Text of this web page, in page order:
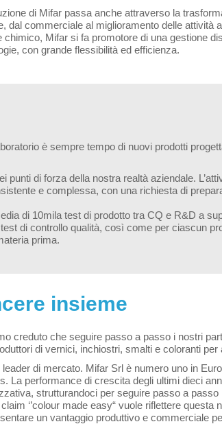
di Mifar passa anche attraverso la
dal commerciale al miglioramento delle attività
chimico, Mifar si fa promotore di una gestione
con grande flessibilità ed efficienza.
è sempre tempo di nuovi prodotti
punti di forza della nostra realtà aziendale.
e complessa, con una richiesta di
di 10mila test di prodotto tra CQ e R&D a
di controllo qualità, così come per ciascun
prima.
insieme
creduto che seguire passo a passo i nostri
di vernici, inchiostri, smalti e coloranti
leader di mercato. Mifar Srl è numero uno in
La performance di crescita degli ultimi dieci
strutturandoci per seguire passo a
‘’colour made easy“ vuole riflettere
un vantaggio produttivo e commerciale